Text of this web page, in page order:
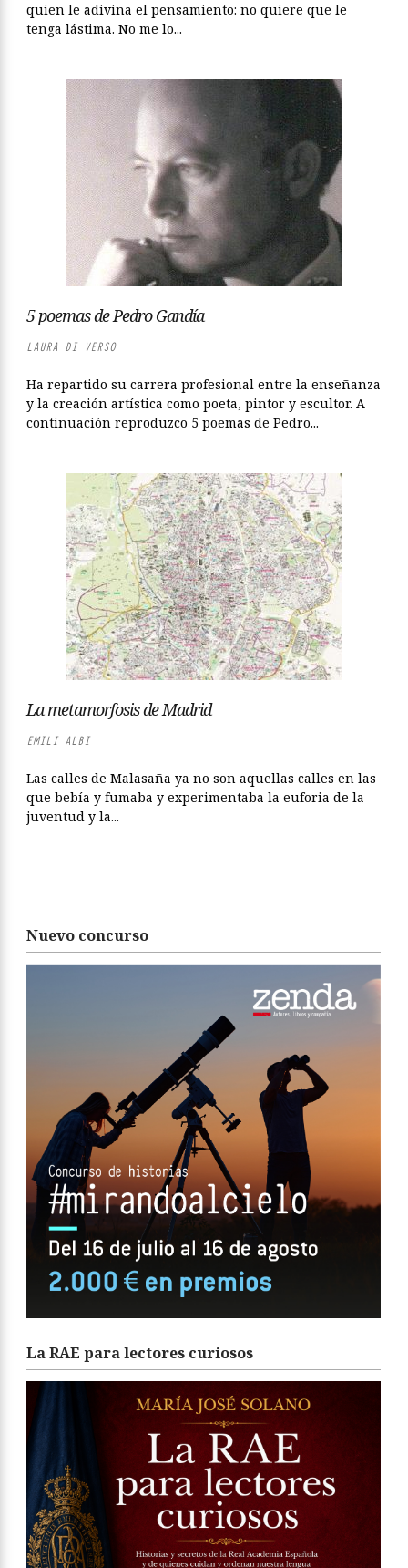
quien le adivina el pensamiento: no quiere que le
tenga lástima. No me lo...
5 poemas de Pedro Gandía
LAURA DI VERSO
Ha repartido su carrera profesional entre la enseñanza
y la creación artística como poeta, pintor y escultor. A
continuación reproduzco 5 poemas de Pedro...
La metamorfosis de Madrid
EMILI ALBI
Las calles de Malasaña ya no son aquellas calles en las
que bebía y fumaba y experimentaba la euforia de la
juventud y la...
Nuevo concurso
La RAE para lectores curiosos